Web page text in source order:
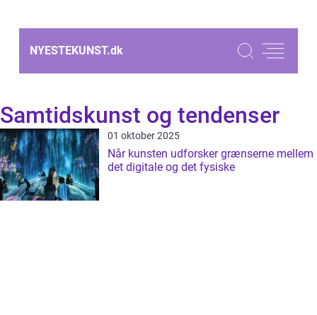
NYESTEKUNST.dk
Samtidskunst og tendenser
01 oktober 2025
Når kunsten udforsker grænserne mellem
det digitale og det fysiske